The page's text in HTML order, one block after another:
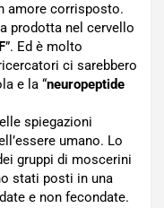
amore corrisposto.
prodotta nel cervello
”. Ed è molto
ci sarebbero
e la “neuropeptide
spiegazioni
umano. Lo
gruppi di moscerini
stati posti in una
e non fecondate.